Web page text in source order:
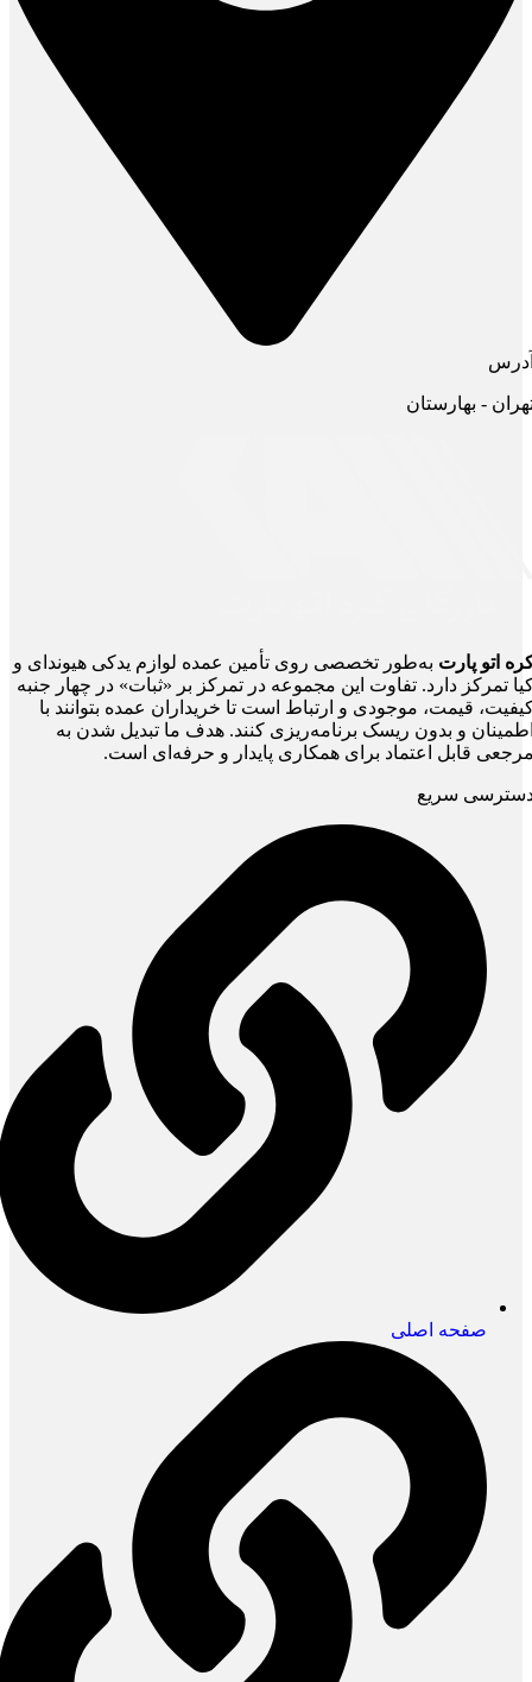
- بهارستان
اتو پارت به‌طور تخصصی روی تأمین عمده لوازم یدکی هیوندای و
تمرکز دارد. تفاوت این مجموعه در تمرکز بر «ثبات» در چهار جنبه
قیمت، موجودی و ارتباط است تا خریداران عمده بتوانند با
و بدون ریسک برنامه‌ریزی کنند. هدف ما تبدیل شدن به
قابل اعتماد برای همکاری پایدار و حرفه‌ای است.
سریع
صفحه اصلی